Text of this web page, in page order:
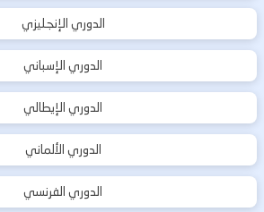
الدوري الإنجليزي
الدوري الإسباني
الدوري الإيطالي
الدوري الألماني
الدوري الفرنسي